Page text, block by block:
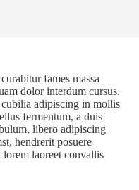
fames massa
dolor interdum cursus.
adipiscing in mollis
fermentum, a duis
libero adipiscing
hendrerit posuere
laoreet convallis